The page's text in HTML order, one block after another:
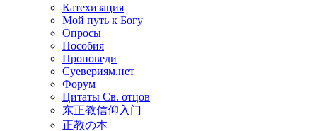
Катехизация
Мой путь к Богу
Опросы
Пособия
Проповеди
Суевериям.нет
Форум
Цитаты Св. отцов
东正教信仰入门
正教の本